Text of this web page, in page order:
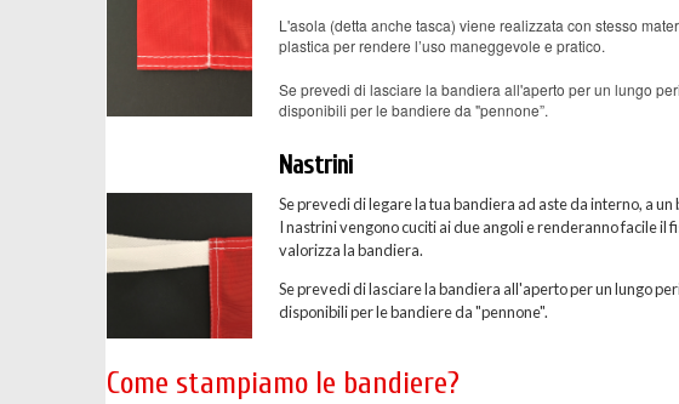
L'asola (detta anche tasca) viene realizzata con stesso
plastica per rendere l’uso maneggevole e pratico.
Se prevedi di lasciare la bandiera all'aperto per un lungo
disponibili per le bandiere da "pennone”.
Nastrini
Se prevedi di legare la tua bandiera ad aste da interno, a
I nastrini vengono cuciti ai due angoli e renderanno facile il
valorizza la bandiera.
Se prevedi di lasciare la bandiera all'aperto per un lungo
disponibili per le bandiere da "pennone".
Come stampiamo le bandiere?